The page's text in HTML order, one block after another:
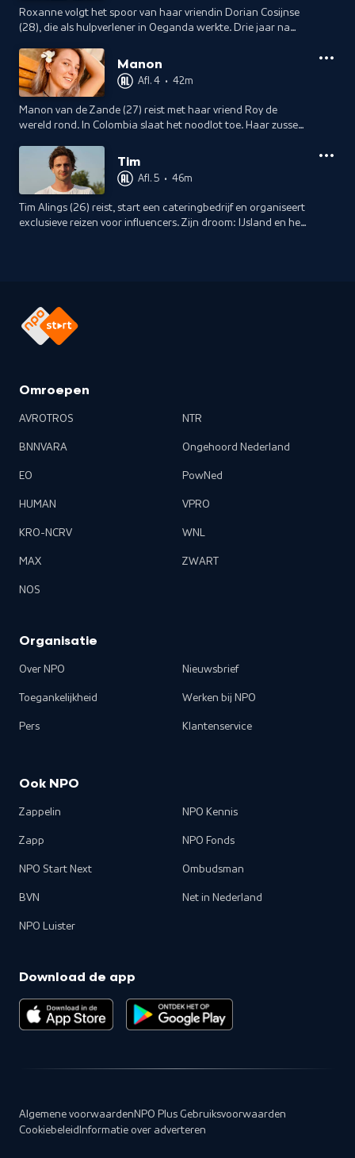
Roxanne volgt het spoor van haar vriendin Dorian Cosijnse
(28), die als hulpverlener in Oeganda werkte. Drie jaar na
Dorian achterliet.
Manon
Afl. 4 • 42m
Manon van de Zande (27) reist met haar vriend Roy de
wereld rond. In Colombia slaat het noodlot toe. Haar zussen
het mis.
Tim
Afl. 5 • 46m
Tim Alings (26) reist, start een cateringbedrijf en organiseert
exclusieve reizen voor influencers. Zijn droom: IJsland en het
Omroepen
AVROTROS
BNNVARA
EO
HUMAN
KRO-NCRV
MAX
NOS
NTR
Ongehoord Nederland
PowNed
VPRO
WNL
ZWART
Organisatie
Over NPO
Toegankelijkheid
Pers
Nieuwsbrief
Werken bij NPO
Klantenservice
Ook NPO
Zappelin
Zapp
NPO Start Next
BVN
NPO Luister
NPO Kennis
NPO Fonds
Ombudsman
Net in Nederland
Download de app
Algemene voorwaarden NPO Plus Gebruiksvoorwaarden
Cookiebeleid Informatie over adverteren